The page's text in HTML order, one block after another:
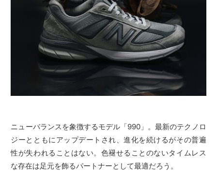
ニューバランスを象徴するモデル「990」。最新のテクノロ
ジーとともにアップデートされ、進化を続けるがその普遍
性が失われることはない。色褪せることのないタイムレス
な存在は足元を飾るパートナーとして最適だろう。